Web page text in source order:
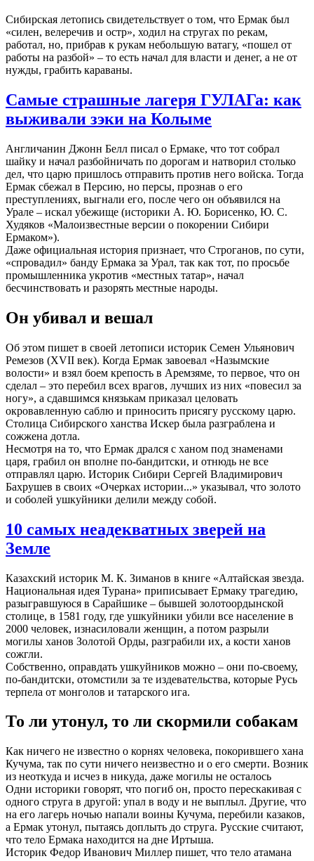
Сибирская летопись свидетельствует о том, что Ермак был
«силен, велеречив и остр», ходил на стругах по рекам,
работал, но, прибрав к рукам небольшую ватагу, «пошел от
работы на разбой» – то есть начал для власти и денег, а не от
нужды, грабить караваны.
Самые страшные лагеря ГУЛАГа: как
выживали зэки на Колыме
Англичанин Джонн Белл писал о Ермаке, что тот собрал
шайку и начал разбойничать по дорогам и натворил столько
дел, что царю пришлось отправить против него войска. Тогда
Ермак сбежал в Персию, но персы, прознав о его
преступлениях, выгнали его, после чего он объявился на
Урале – искал убежище (историки А. Ю. Борисенко, Ю. С.
Худяков «Малоизвестные версии о покорении Сибири
Ермаком»).
Даже официальная история признает, что Строганов, по сути,
«спровадил» банду Ермака за Урал, так как тот, по просьбе
промышленника укротив «местных татар», начал
бесчинствовать и разорять местные народы.
Он убивал и вешал
Об этом пишет в своей летописи историк Семен Ульянович
Ремезов (XVII век). Когда Ермак завоевал «Назымские
волости» и взял боем крепость в Аремзяме, то первое, что он
сделал – это перебил всех врагов, лучших из них «повесил за
ногу», а сдавшимся князькам приказал целовать
окровавленную саблю и приносить присягу русскому царю.
Столица Сибирского ханства Искер была разграблена и
сожжена дотла.
Несмотря на то, что Ермак дрался с ханом под знаменами
царя, грабил он вполне по-бандитски, и отнюдь не все
отправлял царю. Историк Сибири Сергей Владимирович
Бахрушев в своих «Очерках истории...» указывал, что золото
и соболей ушкуйники делили между собой.
10 самых неадекватных зверей на
Земле
Казахский историк М. К. Зиманов в книге «Алтайская звезда.
Национальная идея Турана» приписывает Ермаку трагедию,
разыгравшуюся в Сарайшике – бывшей золотоордынской
столице, в 1581 году, где ушкуйники убили все население в
2000 человек, изнасиловали женщин, а потом разрыли
могилы ханов Золотой Орды, разграбили их, а кости ханов
сожгли.
Собственно, оправдать ушкуйников можно – они по-своему,
по-бандитски, отомстили за те издевательства, которые Русь
терпела от монголов и татарского ига.
То ли утонул, то ли скормили собакам
Как ничего не известно о корнях человека, покорившего хана
Кучума, так по сути ничего неизвестно и о его смерти. Возник
из неоткуда и исчез в никуда, даже могилы не осталось
Одни историки говорят, что погиб он, просто перескакивая с
одного струга в другой: упал в воду и не выплыл. Другие, что
на его лагерь ночью напали воины Кучума, перебили казаков,
а Ермак утонул, пытаясь доплыть до струга. Русские считают,
что тело Ермака находится на дне Иртыша.
Историк Федор Иванович Миллер пишет, что тело атамана